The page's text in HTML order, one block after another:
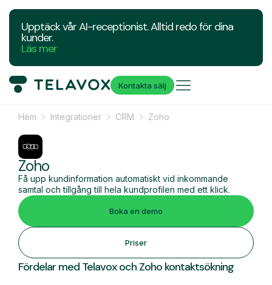
Upptäck vår AI-receptionist. Alltid redo för dina
kunder.
Läs mer
Kontakta sälj
Hem Integrationer CRM Zoho
Zoho
Få upp kundinformation automatiskt vid inkommande
samtal och tillgång till hela kundprofilen med ett klick.
Boka en demo
Priser
Fördelar med Telavox och Zoho kontaktsökning